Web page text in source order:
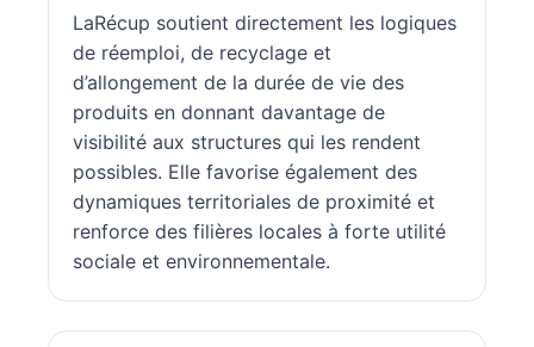
LaRécup soutient directement les logiques
de réemploi, de recyclage et
d’allongement de la durée de vie des
produits en donnant davantage de
visibilité aux structures qui les rendent
possibles. Elle favorise également des
dynamiques territoriales de proximité et
renforce des filières locales à forte utilité
sociale et environnementale.